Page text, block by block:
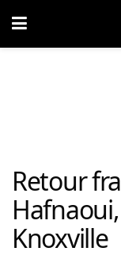
Retour
Knoxville